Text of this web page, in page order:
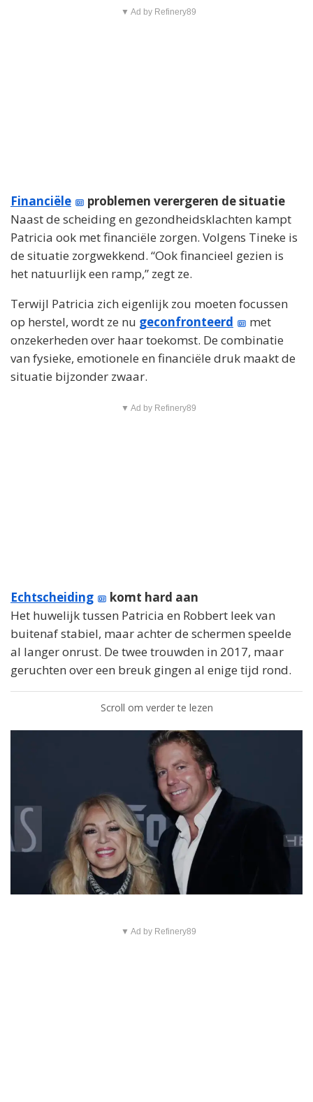
▼ Ad by Refinery89
Financiële
problemen verergeren de situatie
Naast de scheiding en gezondheidsklachten kampt
Patricia ook met financiële zorgen. Volgens Tineke is
de situatie zorgwekkend. “Ook financieel gezien is
het natuurlijk een ramp,” zegt ze.
Terwijl Patricia zich eigenlijk zou moeten focussen
op herstel, wordt ze nu geconfronteerd
met
onzekerheden over haar toekomst. De combinatie
van fysieke, emotionele en financiële druk maakt de
situatie bijzonder zwaar.
▼ Ad by Refinery89
Echtscheiding
komt hard aan
Het huwelijk tussen Patricia en Robbert leek van
buitenaf stabiel, maar achter de schermen speelde
al langer onrust. De twee trouwden in 2017, maar
geruchten over een breuk gingen al enige tijd rond.
Scroll om verder te lezen
▼ Ad by Refinery89